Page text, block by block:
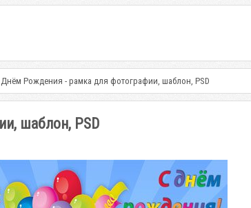
Днём Рождения - рамка для фотографии, шаблон, PSD
шаблон, PSD